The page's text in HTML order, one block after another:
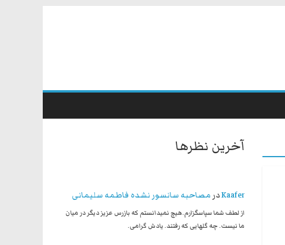
آخرین نظرها
Kaaferدر مصاحبه سانسور نشده فاطمه سلیمانی
از لطف شما سپاسگزارم.هیچ نمیدانستم که بازرس عزیز دیگر در میان
ما نیست. چه گلهایی که رفتند. یادش گرامی.